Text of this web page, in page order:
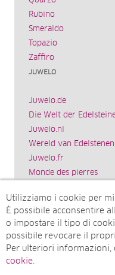
Rubino
Smeraldo
Topazio
Zaffiro
JUWELO
Juwelo.de
Die Welt der
Juwelo.nl
Wereld van Edelstenen
Juwelo.fr
Monde des pierres
El mundo de las
World of Gemstones
Juwelo.com
Ädelstenarnas Värld
Utilizziamo i cookie per
È possibile acconsentire
o impostare il tipo di
possibile revocare il
Per ulteriori informazioni,
cookie.